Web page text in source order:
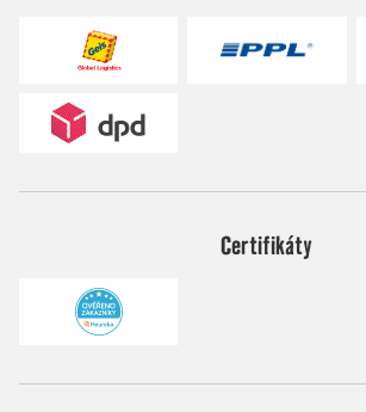
Certifikáty